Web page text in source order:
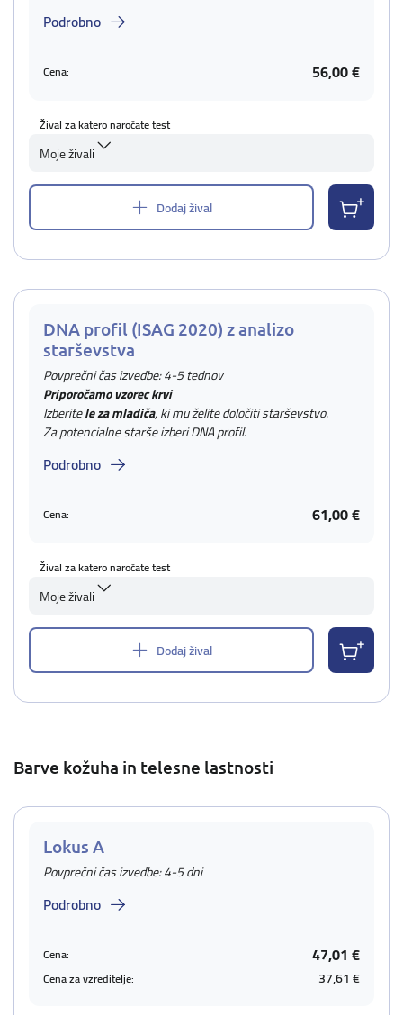
Podrobno
Cena: 56,00 €
Žival za katero naročate test
Moje živali
Dodaj žival
DNA profil (ISAG 2020) z analizo
starševstva
Povprečni čas izvedbe: 4-5 tednov
Priporočamo vzorec krvi
Izberitele za mladiča, ki mu želite določiti starševstvo.
Za potencialne starše izberi DNA profil.
Podrobno
Cena: 61,00 €
Žival za katero naročate test
Moje živali
Dodaj žival
Barve kožuha in telesne lastnosti
Lokus A
Povprečni čas izvedbe: 4-5 dni
Podrobno
Cena: 47,01 €
Cena za vzreditelje: 37,61 €